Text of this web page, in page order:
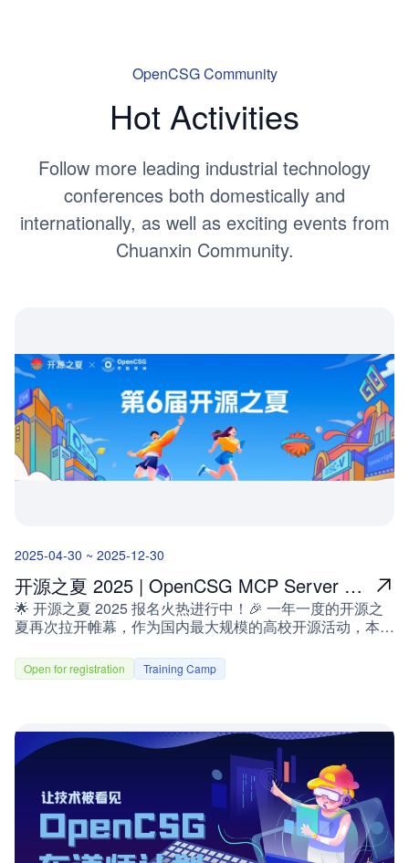
OpenCSG Community
Hot Activities
Follow more leading industrial technology
conferences both domestically and
internationally, as well as exciting events from
Chuanxin Community.
2025-04-30 ~ 2025-12-30
开源之夏 2025 | OpenCSG MCP Server 安
全扫描
🌟 开源之夏 2025 报名火热进行中！🎉 一年一度的开源之
夏再次拉开帷幕，作为国内最大规模的高校开源活动，本年
年轻开发者的无限潜力！OpenCSG（开放传神）今年带来
重磅项目，诚邀热爱技术的你加入我们，一起为开源社区贡
动，旨在鼓励高校学生积极参与开源软件的开发维护，培养
和发掘更多优秀的开发者，促进优秀开源软件社区的蓬勃发
展，助力开源软件供应链建设。活动联合各大开源社区，针
对重要开源软件的开发与维护提供项目开发任务，并向全球
高校学生（需年满 18 周岁）开放报名。学生可自主选择感
兴趣的项目进行申请，中选后在项目开发者（社区导师）的
指导下进行开发。根据项目的难易程度和完成情况，结项者
Open for registration Training Camp